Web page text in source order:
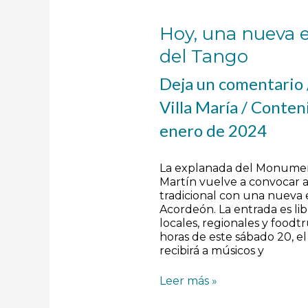
Hoy, una nueva
del Tango
Deja un comentario
Villa María /
enero de 2024
La explanada del
Martín vuelve a convocar
tradicional con una nueva
Acordeón. La entrada es
locales, regionales y
horas de este sábado 20,
recibirá a músicos y
Leer más »